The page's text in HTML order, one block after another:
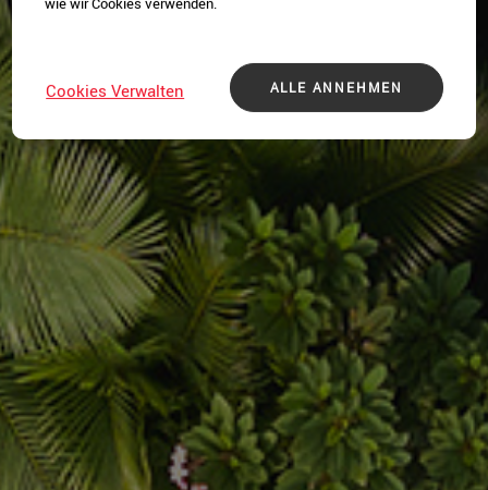
ALLE ANNEHMEN
Cookies Verwalten